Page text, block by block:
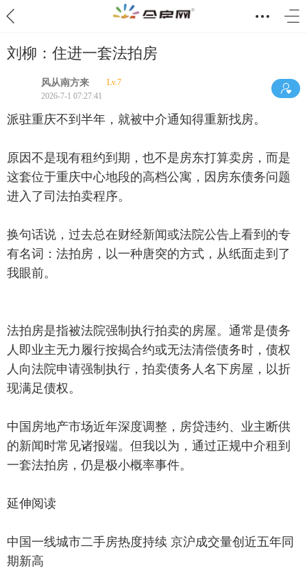
刘柳：住进一套法拍房
风从南方来
Lv.7
2026-7-1 07:27:41
派驻重庆不到半年，就被中介通知得重新找房。
原因不是现有租约到期，也不是房东打算卖房，而是
这套位于重庆中心地段的高档公寓，因房东债务问题
进入了司法拍卖程序。
换句话说，过去总在财经新闻或法院公告上看到的专
有名词：法拍房，以一种唐突的方式，从纸面走到了
我眼前。
法拍房是指被法院强制执行拍卖的房屋。通常是债务
人即业主无力履行按揭合约或无法清偿债务时，债权
人向法院申请强制执行，拍卖债务人名下房屋，以折
现满足债权。
中国房地产市场近年深度调整，房贷违约、业主断供
的新闻时常见诸报端。但我以为，通过正规中介租到
一套法拍房，仍是极小概率事件。
延伸阅读
中国一线城市二手房热度持续 京沪成交量创近五年同
期新高